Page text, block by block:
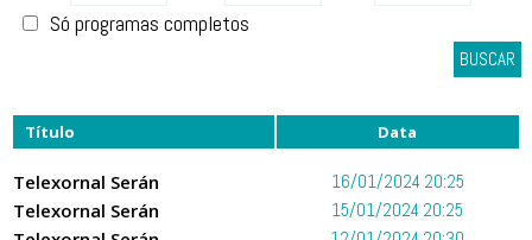
Só programas completos
BUSCAR
Título Data
Telexornal Serán 16/01/2024 20:25
Telexornal Serán 15/01/2024 20:25